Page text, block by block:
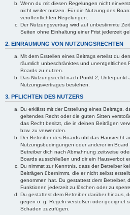
Wenn du mit diesen Regelungen nicht
nicht weiter nutzen. Für die Nutzung des
veröffentlichten Regelungen.
Der Nutzungsvertrag wird auf unbestimmte
Seiten ohne Einhaltung einer Frist jederzeit
2. EINRÄUMUNG VON NUTZUNGSRECHTEN
Mit dem Erstellen eines Beitrags erteilst du
räumlich unbeschränktes und unentgeltliches
Boards zu nutzen.
Das Nutzungsrecht nach Punkt 2,
Nutzungsvertrages bestehen.
3. PFLICHTEN DES NUTZERS
Du erklärst mit der Erstellung eines Beitrags,
geltendes Recht oder die guten Sitten
das Recht besitzt, die in deinen Beiträgen
bzw. zu verwenden.
Der Betreiber des Boards übt das Hausrecht
Nutzungsbedingungen oder anderer im
Betreiber dich nach Abmahnung zeitweise
Boards ausschließen und dir ein Hausverbot
Du nimmst zur Kenntnis, dass der Betreiber
Beiträgen übernimmt, die er nicht selbst
genommen hat. Du gestattest dem Betreiber,
Funktionen jederzeit zu löschen oder zu
Du gestattest dem Betreiber darüber hinaus,
gegen o. g. Regeln verstoßen oder geeignet
Schaden zuzufügen.